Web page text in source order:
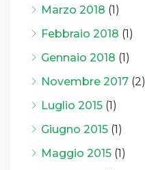
Marzo 2018 (1)
Febbraio 2018 (1)
Gennaio 2018 (1)
Novembre 2017 (2)
Luglio 2015 (1)
Giugno 2015 (1)
Maggio 2015 (1)